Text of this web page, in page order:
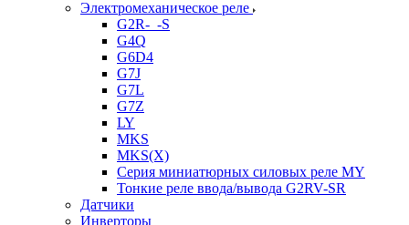
Электромеханическое реле
G2R-_-S
G4Q
G6D4
G7J
G7L
G7Z
LY
MKS
MKS(X)
Серия миниатюрных силовых реле MY
Тонкие реле ввода/вывода G2RV-SR
Датчики
Инверторы